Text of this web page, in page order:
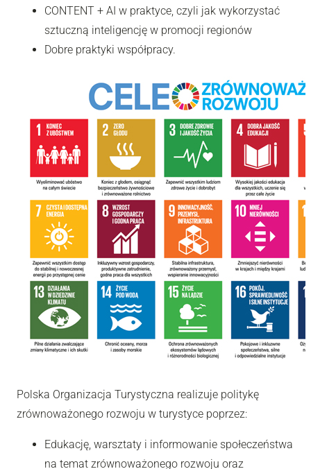
CONTENT + AI w praktyce, czyli jak wykorzystać
sztuczną inteligencję w promocji regionów
Dobre praktyki współpracy.
Polska Organizacja Turystyczna realizuje politykę
zrównoważonego rozwoju w turystyce poprzez:
Edukację, warsztaty i informowanie społeczeństwa
na temat zrównoważonego rozwoju oraz